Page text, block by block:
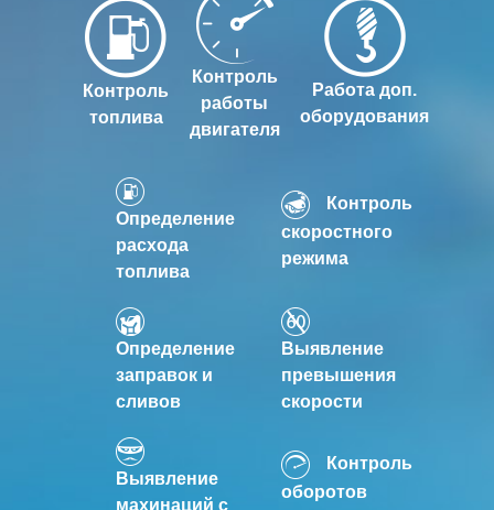
Контроль
топлива
Контроль
работы
двигателя
Работа доп.
оборудования
Определение
расхода
топлива
Контроль
скоростного
режима
Определение
заправок и
сливов
Выявление
превышения
скорости
Выявление
махинаций с
Контроль
оборотов